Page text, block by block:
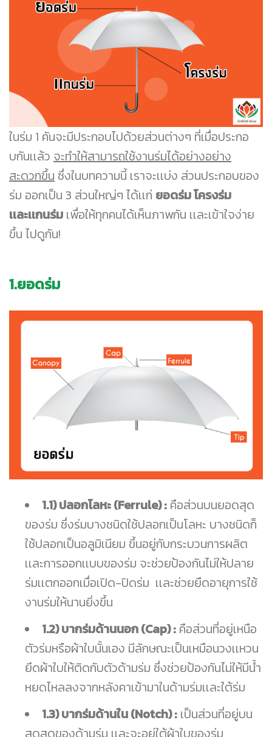
ในร่ม 1 คันจะมีประกอบไปด้วยส่วนต่างๆ ที่เมื่อประกอ
บกันเเล้ว จะทำให้สามารถใช้งานร่มได้อย่างอย่าง
สะดวกขึ้น ซึ่งในบทความนี้ เราจะเเบ่ง ส่วนประกอบของ
ร่ม ออกเป็น 3 ส่วนใหญ่ๆ ได้เเก่ ยอดร่ม โครงร่ม
เเละเเกนร่ม เพื่อให้ทุกคนได้เห็นภาพกัน เเละเข้าใจง่าย
ขึ้น ไปดูกัน!
1.ยอดร่ม
1.1) ปลอกโลหะ (Ferrule) : คือส่วนบนยอดสุด
ของร่ม ซึ่งร่มบางชนิดใช้ปลอกเป็นโลหะ บางชนิดก็
ใช้ปลอกเป็นอลูมิเนียม ขึ้นอยู่กับกระบวนการผลิต
เเละการออกเเบบของร่ม จะช่วยป้องกันไม่ให้ปลาย
ร่มเเตกออกเมื่อเปิด-ปิดร่ม เเละช่วยยืดอายุการใช้
งานร่มให้นานยิ่งขึ้น
1.2) บากร่มด้านนอก (Cap) : คือส่วนที่อยู่เหนือ
ตัวร่มหรือผ้าใบนั้นเอง มีลักษณะเป็นเหมือนวงเเหวน
ยึดผ้าใบให้ติดกับตัวด้ามร่ม ซึ่งช่วยป้องกันไม่ให้มีน้ำ
หยดไหลลงจากหลังคาเข้ามาในด้ามร่มเเละใต้ร่ม
1.3) บากร่มด้านใน (Notch) : เป็นส่วนที่อยู่บน